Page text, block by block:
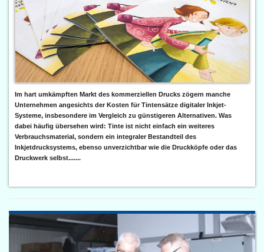
Im hart umkämpften Markt des kommerziellen Drucks zögern manche
Unternehmen angesichts der Kosten für Tintensätze digitaler Inkjet-
Systeme, insbesondere im Vergleich zu günstigeren Alternativen. Was
dabei häufig übersehen wird: Tinte ist nicht einfach ein weiteres
Verbrauchsmaterial, sondern ein integraler Bestandteil des
Inkjetdrucksystems, ebenso unverzichtbar wie die Druckköpfe oder das
Druckwerk selbst.......